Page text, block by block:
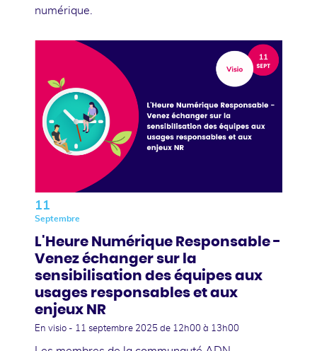
numérique.
11
Septembre
L'Heure Numérique Responsable -
Venez échanger sur la
sensibilisation des équipes aux
usages responsables et aux
enjeux NR
En visio - 11 septembre 2025 de 12h00 à 13h00